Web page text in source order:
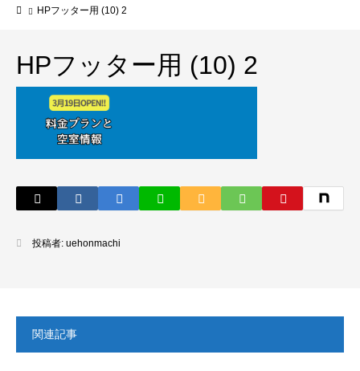
HPフッター用 (10) 2
HPフッター用 (10) 2
投稿者: uehonmachi
関連記事